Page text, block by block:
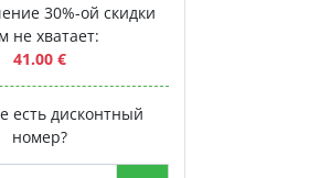
30%-ой скидки
не хватает:
41.00 €
есть дисконтный
номер?